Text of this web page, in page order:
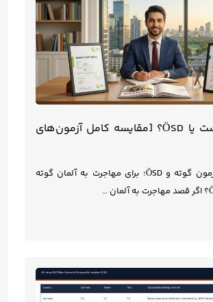
گوته بهتر است یا ÖSD؟ [مقایسه کامل آزمون‌های
مقایسه کامل آزمون گوته و ÖSD؛ برای مهاجرت به آلمان گوته